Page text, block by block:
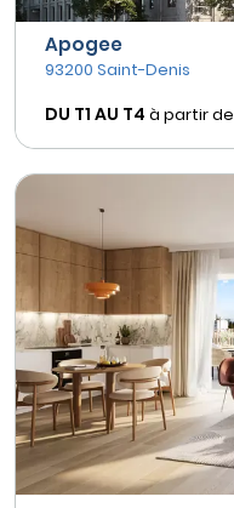
Apogee
93200 Saint-Denis
DU T1 AU T4 à partir de